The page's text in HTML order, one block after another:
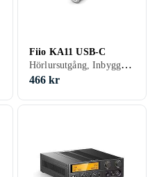
Fiio KA11 USB-C
Hörlursutgång, Inbyggd D/A-omvandlare, USB-kontakt
466 kr